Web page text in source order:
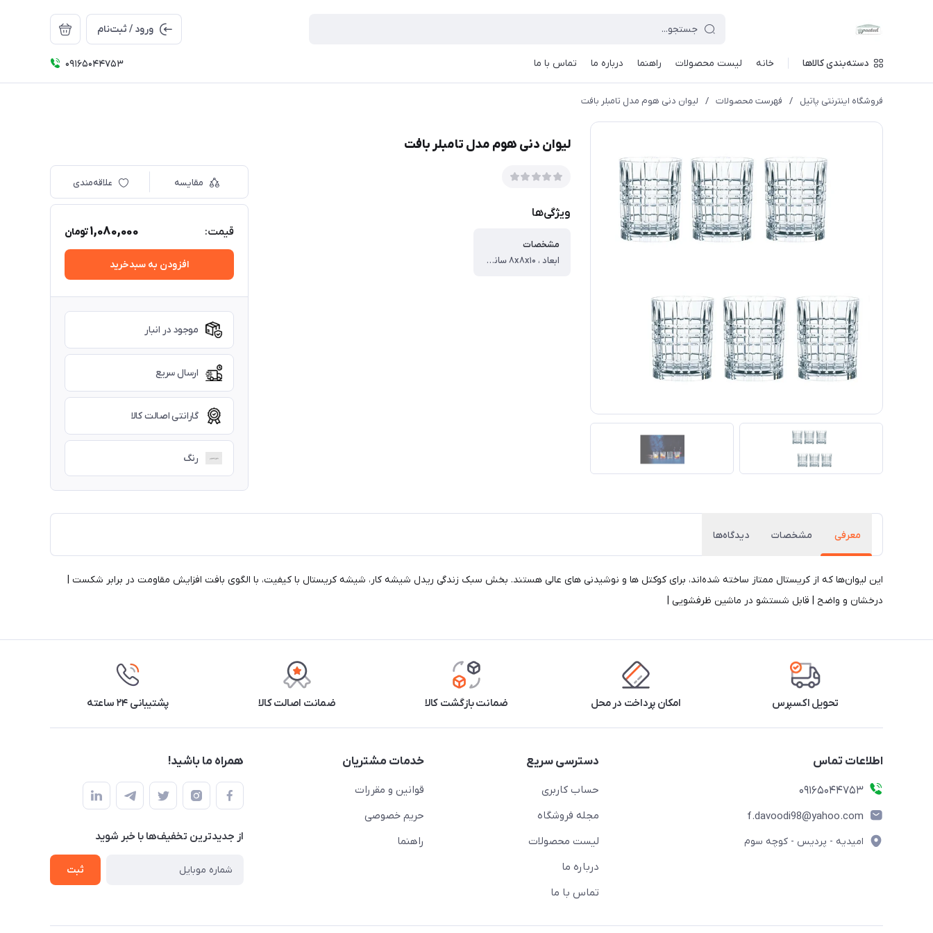
ورود / ثبت‌نام
دسته‌بندی کالاها خانه لیست محصولات راهنما درباره ما تماس با ما 09165044753
فروشگاه اینترنتی پاتیل / فهرست محصولات / لیوان دنی هوم مدل تامبلر بافت
لیوان دنی هوم مدل تامبلر بافت
ویژگی‌ها
مشخصات
ابعاد ، ۸x۸x۱۰ سانتی‌متر ، وزن ، ۲۵۰ گرم ، جنس ، بلور ، تعداد تکه ، یک دست (شش عدد) ، سایر توضیحات ، جنس: شیشه کریستال بدون سرب ظرفیت: ۳۰۰ میلی لیتر ابعاد: H: ۱۰.۲ سانتی متر، قطر. ۸.۲ سانتی متر
مقایسه علاقه‌مندی
قیمت: 1,080,000تومان
افزودن به سبدخرید
موجود در انبار
ارسال سریع
گارانتی اصالت کالا
رنگ
معرفی مشخصات دیدگاه‌ها
این لیوان‌ها که از کریستال ممتاز ساخته شده‌اند، برای کوکتل‌ ها و نوشیدنی‌ های عالی هستند. بخش سبک زندگی ریدل شیشه کار، شیشه کریستال با کیفیت، با الگوی بافت افزایش مقاومت در برابر شکست |
درخشان و واضح | قابل شستشو در ماشین ظرفشویی |
تحویل اکسپرس امکان پرداخت در محل ضمانت بازگشت کالا ضمانت اصالت کالا پشتیبانی ۲۴ ساعته
اطلاعات تماس
09165044753
f.davoodi98@yahoo.com
امیدیه - پردیس - کوچه سوم
دسترسی سریع
حساب کاربری
مجله فروشگاه
لیست محصولات
درباره ما
تماس با ما
خدمات مشتریان
قوانین و مقررات
حریم خصوصی
راهنما
همراه ما باشید!
از جدید‌ترین تخفیف‌ها با‌ خبر شوید
ثبت